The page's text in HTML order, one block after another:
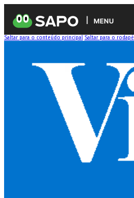
MENU
Saltar para o conteúdo principal Saltar para o rodapé